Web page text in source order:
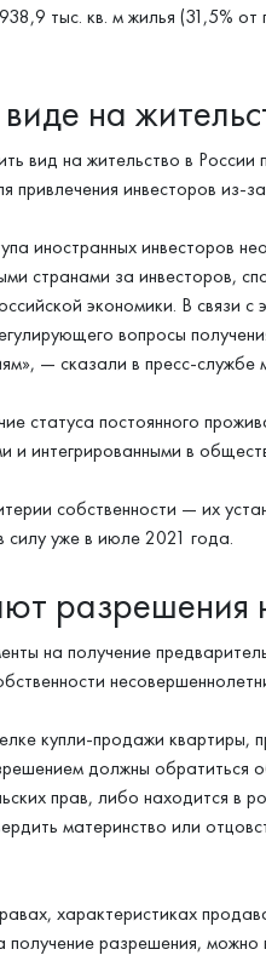
тыс. кв. м жилья (31,5%
на
вид на жительство в России
привлечения инвесторов из-
иностранных инвесторов
странами за инвесторов,
экономики. В связи с
вопросы
— сказали в пресс-службе
статуса постоянного
и интегрированными в
собственности — их
силу уже в июле 2021 года.
разрешения
на получение
купли-продажи квартиры,
должны обратиться
прав, либо находится в
материнство или
характеристиках
получение разрешения,